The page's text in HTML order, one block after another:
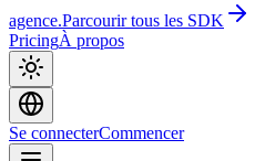
agence.Parcourir tous les SDK
PricingÀ propos
Se connecterCommencer